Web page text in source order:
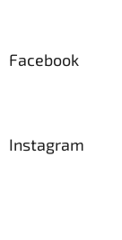
Facebook
Instagram